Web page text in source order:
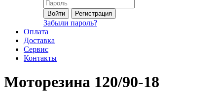
Войти Регистрация
Забыли пароль?
Оплата
Доставка
Сервис
Контакты
Моторезина 120/90-18